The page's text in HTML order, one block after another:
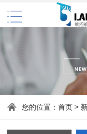
您的位置： 首页>